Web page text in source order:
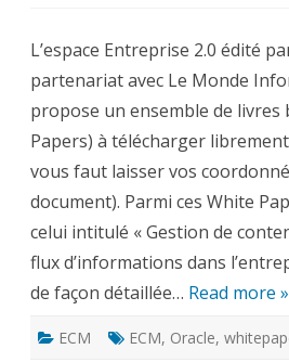
(ECM)
:
contenir
le
flux
d’informations
dans
l’entreprise
–
White
Paper
gratuit
L’espace Entreprise 2.0 édité
partenariat avec Le Monde
propose un ensemble de livres
Papers) à télécharger
vous faut laisser vos
document). Parmi ces White
celui intitulé « Gestion de
flux d’informations dans
de façon détaillée… Read more »
ECM ECM, Oracle,